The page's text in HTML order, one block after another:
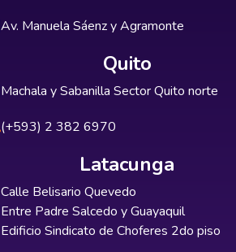
Av. Manuela Sáenz y Agramonte
Quito
Machala y Sabanilla Sector Quito norte
(+593) 2 382 6970
Latacunga
Calle Belisario Quevedo
Entre Padre Salcedo y Guayaquil
Edificio Sindicato de Choferes 2do piso